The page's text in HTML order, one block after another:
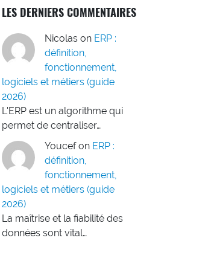
LES DERNIERS COMMENTAIRES
Nicolas on ERP :
définition,
fonctionnement,
logiciels et métiers (guide
2026)
L'ERP est un algorithme qui
permet de centraliser…
Youcef on ERP :
définition,
fonctionnement,
logiciels et métiers (guide
2026)
La maîtrise et la fiabilité des
données sont vital…